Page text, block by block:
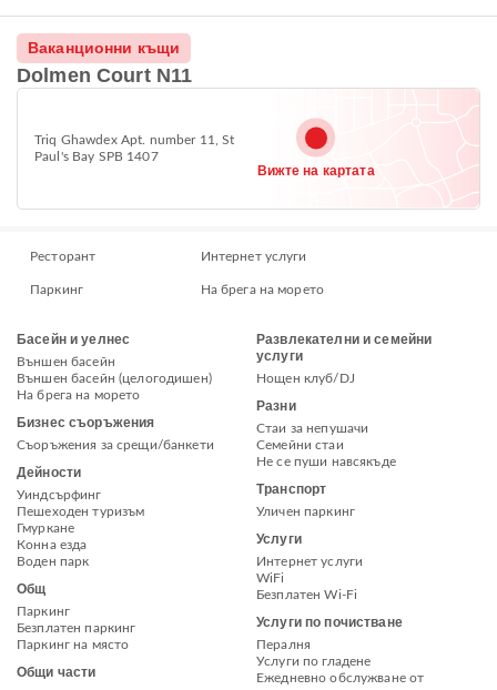
Ваканционни къщи
Dolmen Court N11
Triq Ghawdex Apt. number 11, St
Paul's Bay SPB 1407
Вижте на картата
Ресторант Интернет услуги
Паркинг На брега на морето
Басейн и уелнес
Външен басейн
Външен басейн (целогодишен)
На брега на морето
Бизнес съоръжения
Съоръжения за срещи/банкети
Дейности
Уиндсърфинг
Пешеходен туризъм
Гмуркане
Конна езда
Воден парк
Общ
Паркинг
Безплатен паркинг
Паркинг на място
Общи части
Развлекателни и семейни
услуги
Нощен клуб/DJ
Разни
Стаи за непушачи
Семейни стаи
Не се пуши навсякъде
Транспорт
Уличен паркинг
Услуги
Интернет услуги
WiFi
Безплатен Wi-Fi
Услуги по почистване
Пералня
Услуги по гладене
Ежедневно обслужване от